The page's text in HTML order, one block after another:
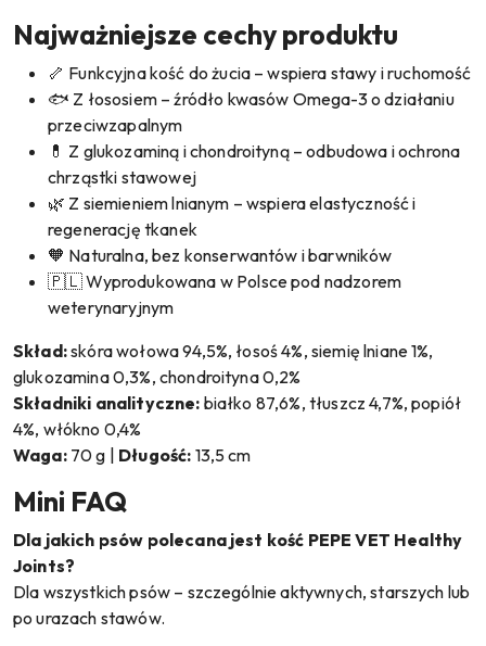
Najważniejsze cechy produktu
🦴 Funkcyjna kość do żucia – wspiera stawy i ruchomość
🐟 Z łososiem – źródło kwasów Omega-3 o działaniu
przeciwzapalnym
💊 Z glukozaminą i chondroityną – odbudowa i ochrona
chrząstki stawowej
🌿 Z siemieniem lnianym – wspiera elastyczność i
regenerację tkanek
🧡 Naturalna, bez konserwantów i barwników
🇵🇱 Wyprodukowana w Polsce pod nadzorem
weterynaryjnym
Skład:skóra wołowa 94,5%, łosoś 4%, siemię lniane 1%,
glukozamina 0,3%, chondroityna 0,2%
Składniki analityczne: białko 87,6%, tłuszcz 4,7%, popiół
4%, włókno 0,4%
Waga:70 g | Długość: 13,5 cm
Mini FAQ
Dla jakich psów polecana jest kość PEPE VET Healthy
Joints?
Dla wszystkich psów – szczególnie aktywnych, starszych lub
po urazach stawów.